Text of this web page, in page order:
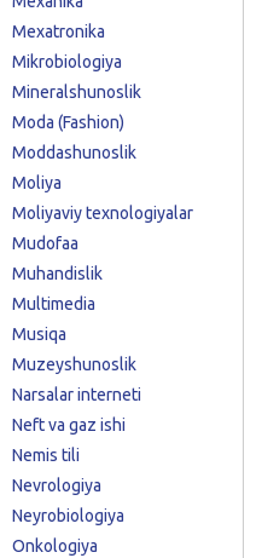
Mexatronika
Mikrobiologiya
Mineralshunoslik
Moda (Fashion)
Moddashunoslik
Moliya
Moliyaviy texnologiyalar
Mudofaa
Muhandislik
Multimedia
Musiqa
Muzeyshunoslik
Narsalar interneti
Neft va gaz ishi
Nemis tili
Nevrologiya
Neyrobiologiya
Onkologiya